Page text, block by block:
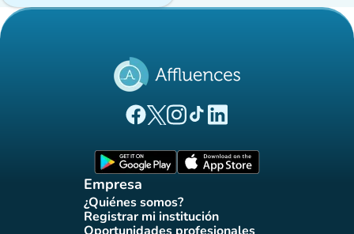
(nueva pestaña)
(nueva pestaña)
(nueva pestaña)
(nueva pestaña)
(nueva pestaña)
Empresa
¿Quiénes somos?
(nueva pestaña)
Registrar mi institución
(nueva pestaña)